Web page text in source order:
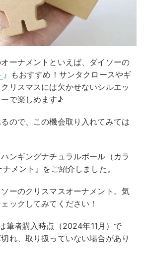
ーナメントといえば、ダイソーの
』もおすすめ！サンタクロースやギ
リスマスには欠かせないシルエッ
で楽しめます♪
ので、この機会取り入れてみては
ンギングナチュラルボール（カラ
メント』をご紹介しました。
ーのクリスマスオーナメント。気
ックしてみてください！
筆者購入時点（2024年11月）で
れ、取り扱っていない場合があり